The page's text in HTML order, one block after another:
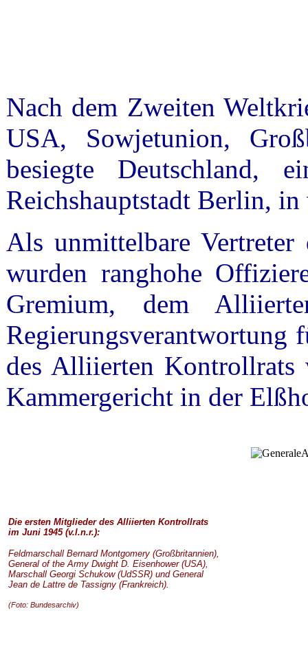
Nach dem Zweiten
USA, Sowjetunion,
besiegte Deutschland,
Reichshauptstadt Berlin,
Als unmittelbare Vertreter
wurden ranghohe
Gremium, dem
Regierungsverantwortung
des Alliierten Kontrollrats
Kammergericht in der
Die ersten Mitglieder des Alliierten Kontrollrats
im Juni 1945 (v.l.n.r.):
Feldmarschall Bernard Montgomery (Großbritannien),
General of the Army Dwight D. Eisenhower (USA),
Marschall Georgi Schukow (UdSSR) und General
Jean de Lattre de Tassigny (Frankreich).
(Foto: Bundesarchiv)